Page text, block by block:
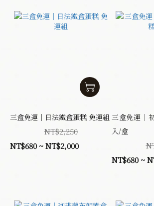
三盒免運｜日法鐵盒蛋糕 免運組
NT$2,250
NT$680 ~ NT$2,000
三盒免運｜
入/盒
NT$680 ~